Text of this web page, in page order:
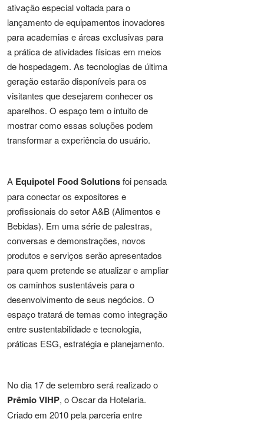
ativação especial voltada para o
lançamento de equipamentos inovadores
para academias e áreas exclusivas para
a prática de atividades físicas em meios
de hospedagem. As tecnologias de última
geração estarão disponíveis para os
visitantes que desejarem conhecer os
aparelhos. O espaço tem o intuito de
mostrar como essas soluções podem
transformar a experiência do usuário.
A Equipotel Food Solutionsfoi pensada
para conectar os expositores e
profissionais do setor A&B (Alimentos e
Bebidas). Em uma série de palestras,
conversas e demonstrações, novos
produtos e serviços serão apresentados
para quem pretende se atualizar e ampliar
os caminhos sustentáveis para o
desenvolvimento de seus negócios. O
espaço tratará de temas como integração
entre sustentabilidade e tecnologia,
práticas ESG, estratégia e planejamento.
No dia 17 de setembro será realizado o
Prêmio VIHP, o Oscar da Hotelaria.
Criado em 2010 pela parceria entre